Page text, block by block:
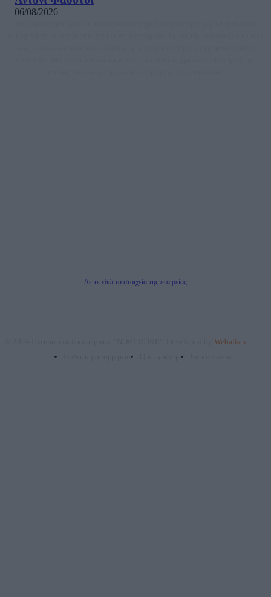
06/08/2026
Δείτε εδώ τα στοιχεία της εταιρείας
Webalists